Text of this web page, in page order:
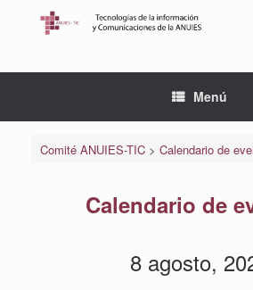
Menú
Comité ANUIES-TIC> Calendario de
Calendario de
8 agosto,